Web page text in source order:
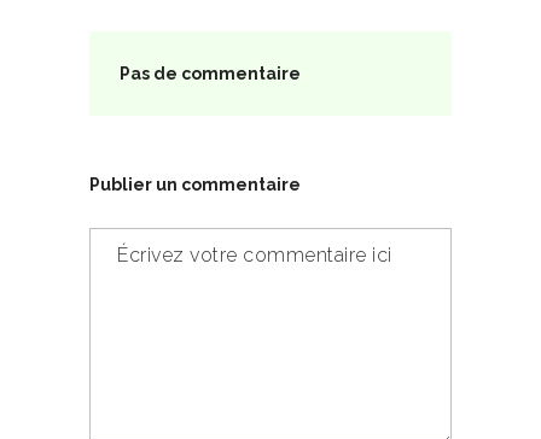
Pas de commentaire
Publier un commentaire